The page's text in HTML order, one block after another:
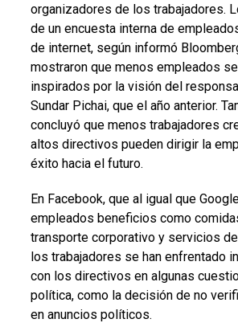
organizadores de los trabajadores.
de un encuesta interna de
de internet, según informó
mostraron que menos empleados
inspirados por la visión del
Sundar Pichai, que el año anterior.
concluyó que menos trabajadores
altos directivos pueden dirigir la
éxito hacia el futuro.
En Facebook, que al igual que
empleados beneficios como
transporte corporativo y servicios
los trabajadores se han enfrentado
con los directivos en algunas
política, como la decisión de no
en anuncios políticos.